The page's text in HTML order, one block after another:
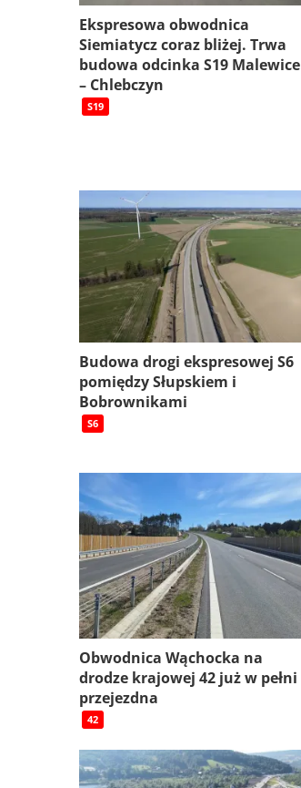
Ekspresowa obwodnica
Siemiatycz coraz bliżej. Trwa
budowa odcinka S19 Malewice
– Chlebczyn
S19
Budowa drogi ekspresowej S6
pomiędzy Słupskiem i
Bobrownikami
S6
Obwodnica Wąchocka na
drodze krajowej 42 już w pełni
przejezdna
42